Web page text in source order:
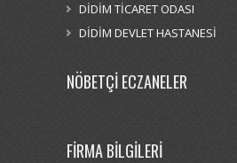
DİDİM TİCARET ODASI
DİDİM DEVLET HASTANESİ
NÖBETÇİ ECZANELER
FİRMA BİLGİLERİ